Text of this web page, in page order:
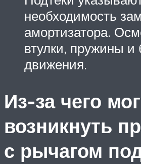
необходимость
амортизатора.
втулки, пружины и
движения.
Из-за чего
возникнуть
с рычагом